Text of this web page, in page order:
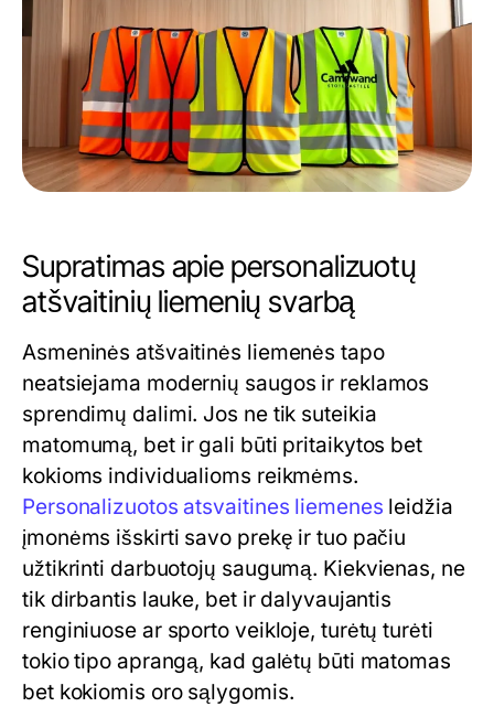
Supratimas apie personalizuotų
atšvaitinių liemenių svarbą
Asmeninės atšvaitinės liemenės tapo
neatsiejama modernių saugos ir reklamos
sprendimų dalimi. Jos ne tik suteikia
matomumą, bet ir gali būti pritaikytos bet
kokioms individualioms reikmėms.
Personalizuotos atsvaitines liemenes leidžia
įmonėms išskirti savo prekę ir tuo pačiu
užtikrinti darbuotojų saugumą. Kiekvienas, ne
tik dirbantis lauke, bet ir dalyvaujantis
renginiuose ar sporto veikloje, turėtų turėti
tokio tipo aprangą, kad galėtų būti matomas
bet kokiomis oro sąlygomis.